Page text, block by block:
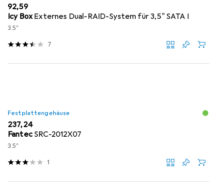
EUR
92,59
Icy BoxExternes Dual-RAID-System für 3,5" SATA I
3.5"
7
Festplattengehäuse
EUR
237,24
Fantec SRC-2012X07
3.5"
1